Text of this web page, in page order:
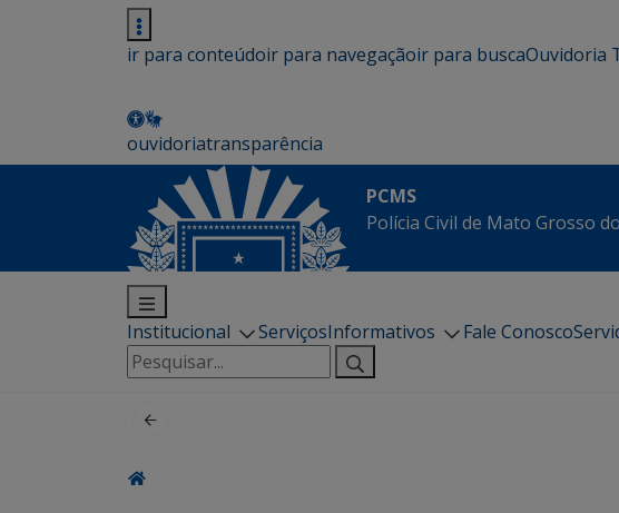
ir para conteúdoir para navegaçãoir para buscaOuvidoria
ouvidoriatransparência
PCMS
Polícia Civil de Mato Grosso
Institucional ServiçosInformativos Fale Conosco
Pesquisar
por: